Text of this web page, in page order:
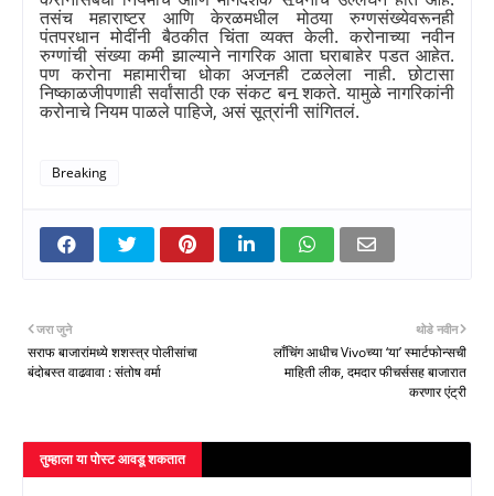
तसंच महाराष्ट्र आणि केरळमधील मोठ्या रुग्णसंख्येवरूनही
पंतप्रधान मोदींनी बैठकीत चिंता व्यक्त केली. करोनाच्या नवीन
रुग्णांची संख्या कमी झाल्याने नागरिक आता घराबाहेर पडत आहेत.
पण करोना महामारीचा धोका अजूनही टळलेला नाही. छोटासा
निष्काळजीपणाही सर्वांसाठी एक संकट बनू शकते. यामुळे नागरिकांनी
करोनाचे नियम पाळले पाहिजे, असं सूत्रांनी सांगितलं.
Breaking
थोडे नवीन
लाँचिंग आधीच Vivoच्या ‘या’ स्मार्टफोन्सची
माहिती लीक, दमदार फीचर्ससह बाजारात
करणार एंट्री
जरा जुने
सराफ बाजारांमध्ये शशस्त्र पोलीसांचा
बंदोबस्त वाढवावा : संतोष वर्मा
तुम्‍हाला या पोस्‍ट आवडू शकतात